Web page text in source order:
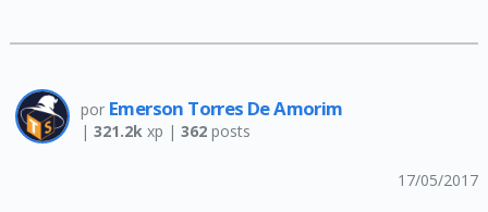
por Emerson Torres De Amorim
| 321.2kxp | 362posts
17/05/2017